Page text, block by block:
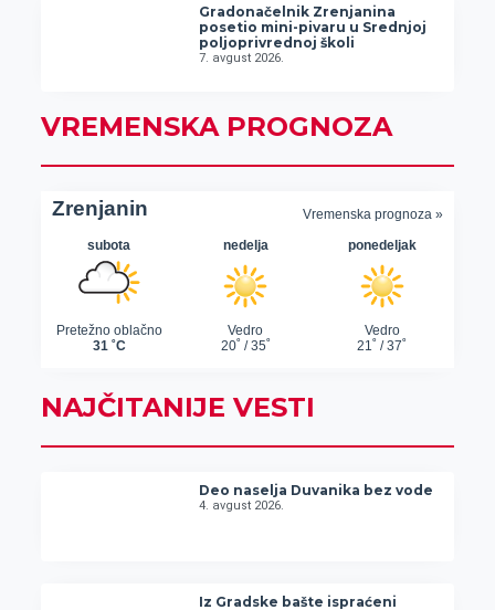
Gradonačelnik Zrenjanina
posetio mini-pivaru u Srednjoj
poljoprivrednoj školi
7. avgust 2026.
VREMENSKA PROGNOZA
NAJČITANIJE VESTI
Deo naselja Duvanika bez vode
4. avgust 2026.
Iz Gradske bašte ispraćeni